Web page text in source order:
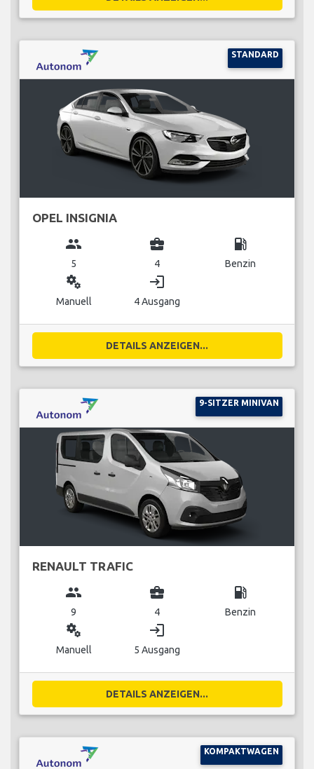
STANDARD
OPEL INSIGNIA
group
5
business_center
4
local_gas_station
Benzin
miscellaneous_services
Manuell
login
4 Ausgang
DETAILS ANZEIGEN...
9-SITZER MINIVAN
RENAULT TRAFIC
group
9
business_center
4
local_gas_station
Benzin
miscellaneous_services
Manuell
login
5 Ausgang
DETAILS ANZEIGEN...
KOMPAKTWAGEN